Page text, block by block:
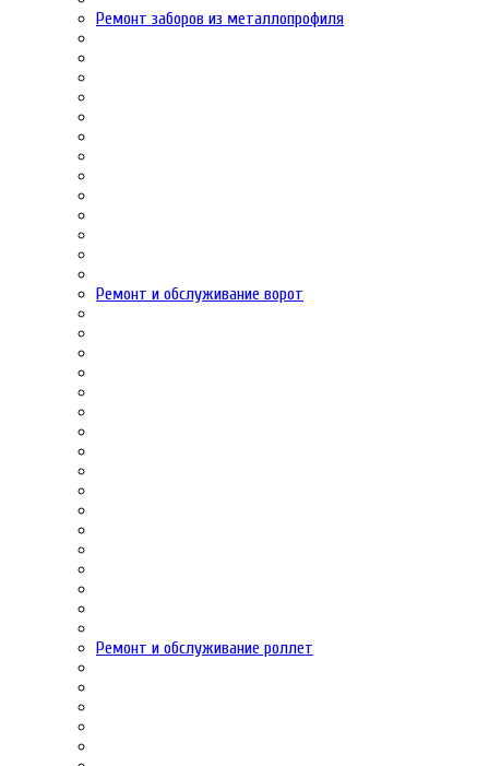
Ремонт заборов из металлопрофиля
Ремонт и обслуживание ворот
Ремонт и обслуживание роллет